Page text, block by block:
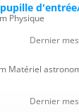
Physique
Dernier
Matériel
Dernier